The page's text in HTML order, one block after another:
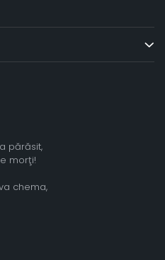
părăsit,
morţi!
chema,